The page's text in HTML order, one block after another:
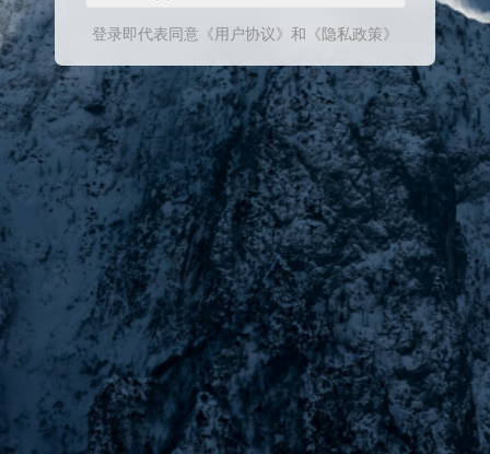
登录即代表同意 《用户协议》 和 《隐私政策》